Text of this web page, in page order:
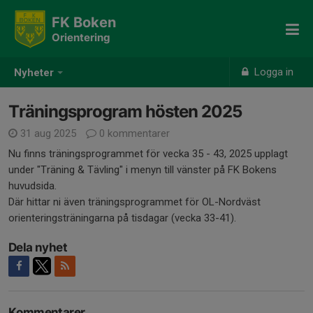
Nyheter Logga in
FK Boken
Orientering
Träningsprogram hösten 2025
31 aug 2025
0 kommentarer
Nu finns träningsprogrammet för vecka 35 - 43, 2025 upplagt
under "Träning & Tävling" i menyn till vänster på FK Bokens
huvudsida.
Där hittar ni även träningsprogrammet för OL-Nordväst
orienteringsträningarna på tisdagar (vecka 33-41).
Dela nyhet